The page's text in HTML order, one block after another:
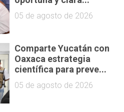
05 de agosto de 2026
Comparte Yucatán con
Oaxaca estrategia
científica para preve...
05 de agosto de 2026